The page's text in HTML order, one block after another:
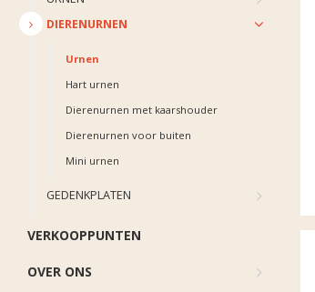
DIERENURNEN
Urnen
Hart urnen
Dierenurnen met kaarshouder
Dierenurnen voor buiten
Mini urnen
GEDENKPLATEN
VERKOOPPUNTEN
OVER ONS